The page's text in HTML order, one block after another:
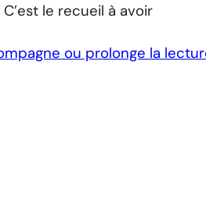
le recueil à avoir
ou prolonge la